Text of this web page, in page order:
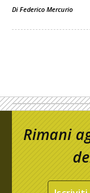
Di Federico Mercurio
Rimani